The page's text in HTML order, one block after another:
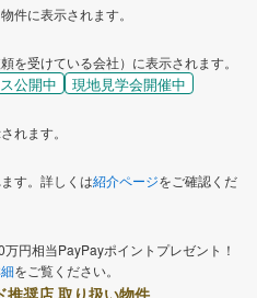
件に表示されます。
を受けている会社）に表示されます。
公開中
現地見学会開催中
れます。
す。詳しくは紹介ページをご確認くだ
円相当PayPayポイントプレゼント！
をご覧ください。